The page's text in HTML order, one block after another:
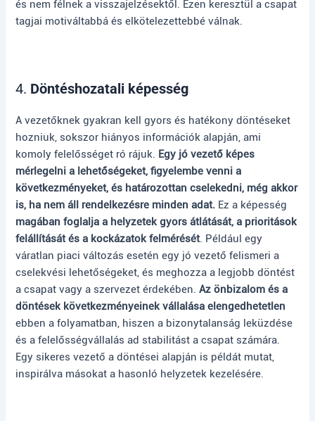
és nem félnek a visszajelzésektől. Ezen keresztül a csapat
tagjai motiváltabbá és elkötelezettebbé válnak.
4. Döntéshozatali képesség
A vezetőknek gyakran kell gyors és hatékony döntéseket
hozniuk, sokszor hiányos információk alapján, ami
komoly felelősséget ró rájuk. Egy jó vezető képes
mérlegelni a lehetőségeket, figyelembe venni a
következményeket, és határozottan cselekedni, még akkor
is, ha nem áll rendelkezésre minden adat. Ez a képesség
magában foglalja a helyzetek gyors átlátását, a prioritások
felállítását és a kockázatok felmérését. Például egy
váratlan piaci változás esetén egy jó vezető felismeri a
cselekvési lehetőségeket, és meghozza a legjobb döntést
a csapat vagy a szervezet érdekében.Az önbizalom és a
döntések következményeinek vállalása elengedhetetlen
ebben a folyamatban, hiszen a bizonytalanság leküzdése
és a felelősségvállalás ad stabilitást a csapat számára.
Egy sikeres vezető a döntései alapján is példát mutat,
inspirálva másokat a hasonló helyzetek kezelésére.